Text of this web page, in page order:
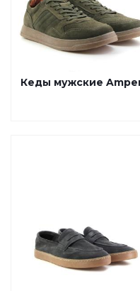
Кеды мужские